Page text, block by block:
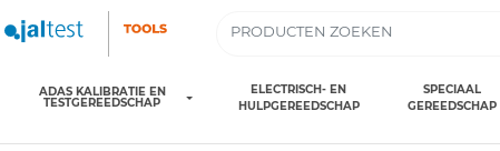
ADAS KALIBRATIE EN
TESTGEREEDSCHAP
ELECTRISCH- EN
HULPGEREEDSCHAP
SPECIAAL
GEREEDSCHAP